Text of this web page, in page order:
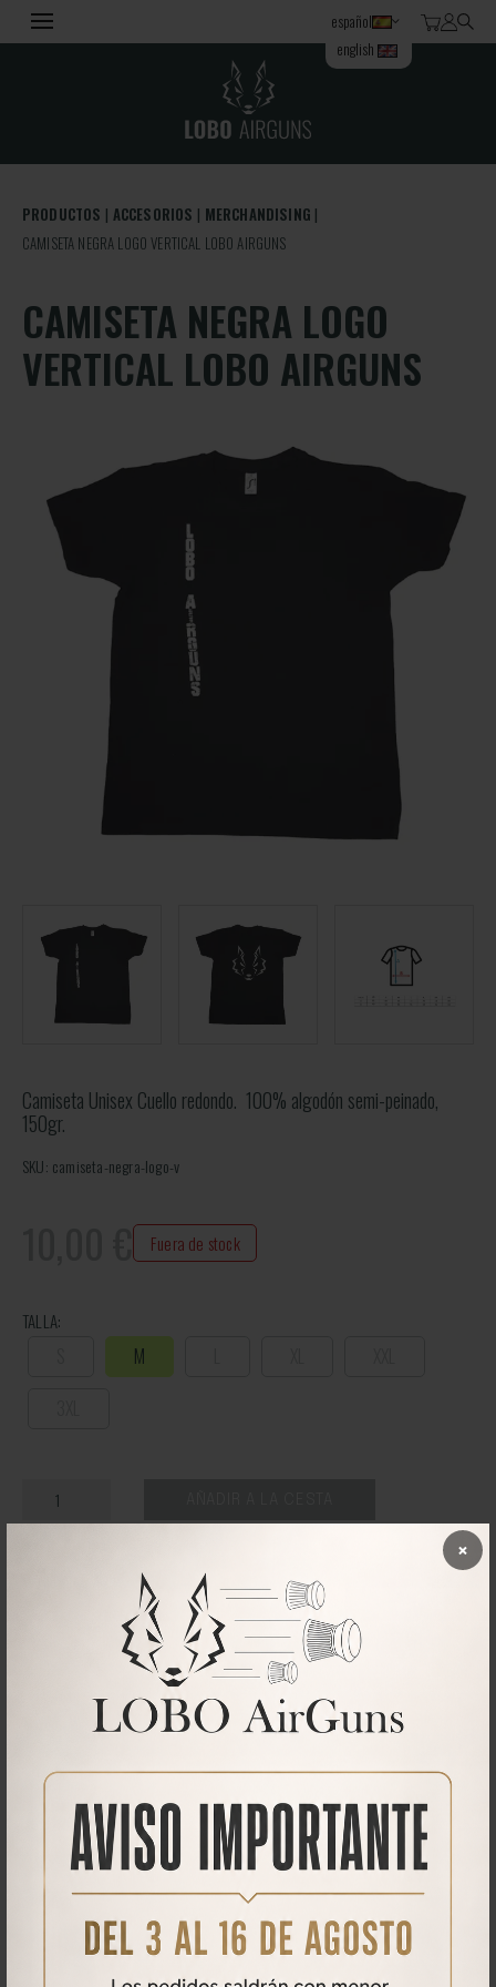
×
español
english
PRODUCTOS ACCESORIOS
MERCHANDISING
CAMISETA NEGRA LOGO VERTICAL LOBO AIRGUNS
CAMISETA NEGRA LOGO
VERTICAL LOBO AIRGUNS
Camiseta Unisex Cuello redondo. 100% algodón semi-peinado,
150gr.
SKU: camiseta-negra-logo-v
€ Fuera de stock
TALLA:
M
DESCRIPCIÓN
Tapacosturas reforzadas en el cuello
Cuello de punto acanalado con elastano
Estilo clásico
Consultar imagen de tallas para la altura y anchura en cm.
Qué opinan nuestros clientes